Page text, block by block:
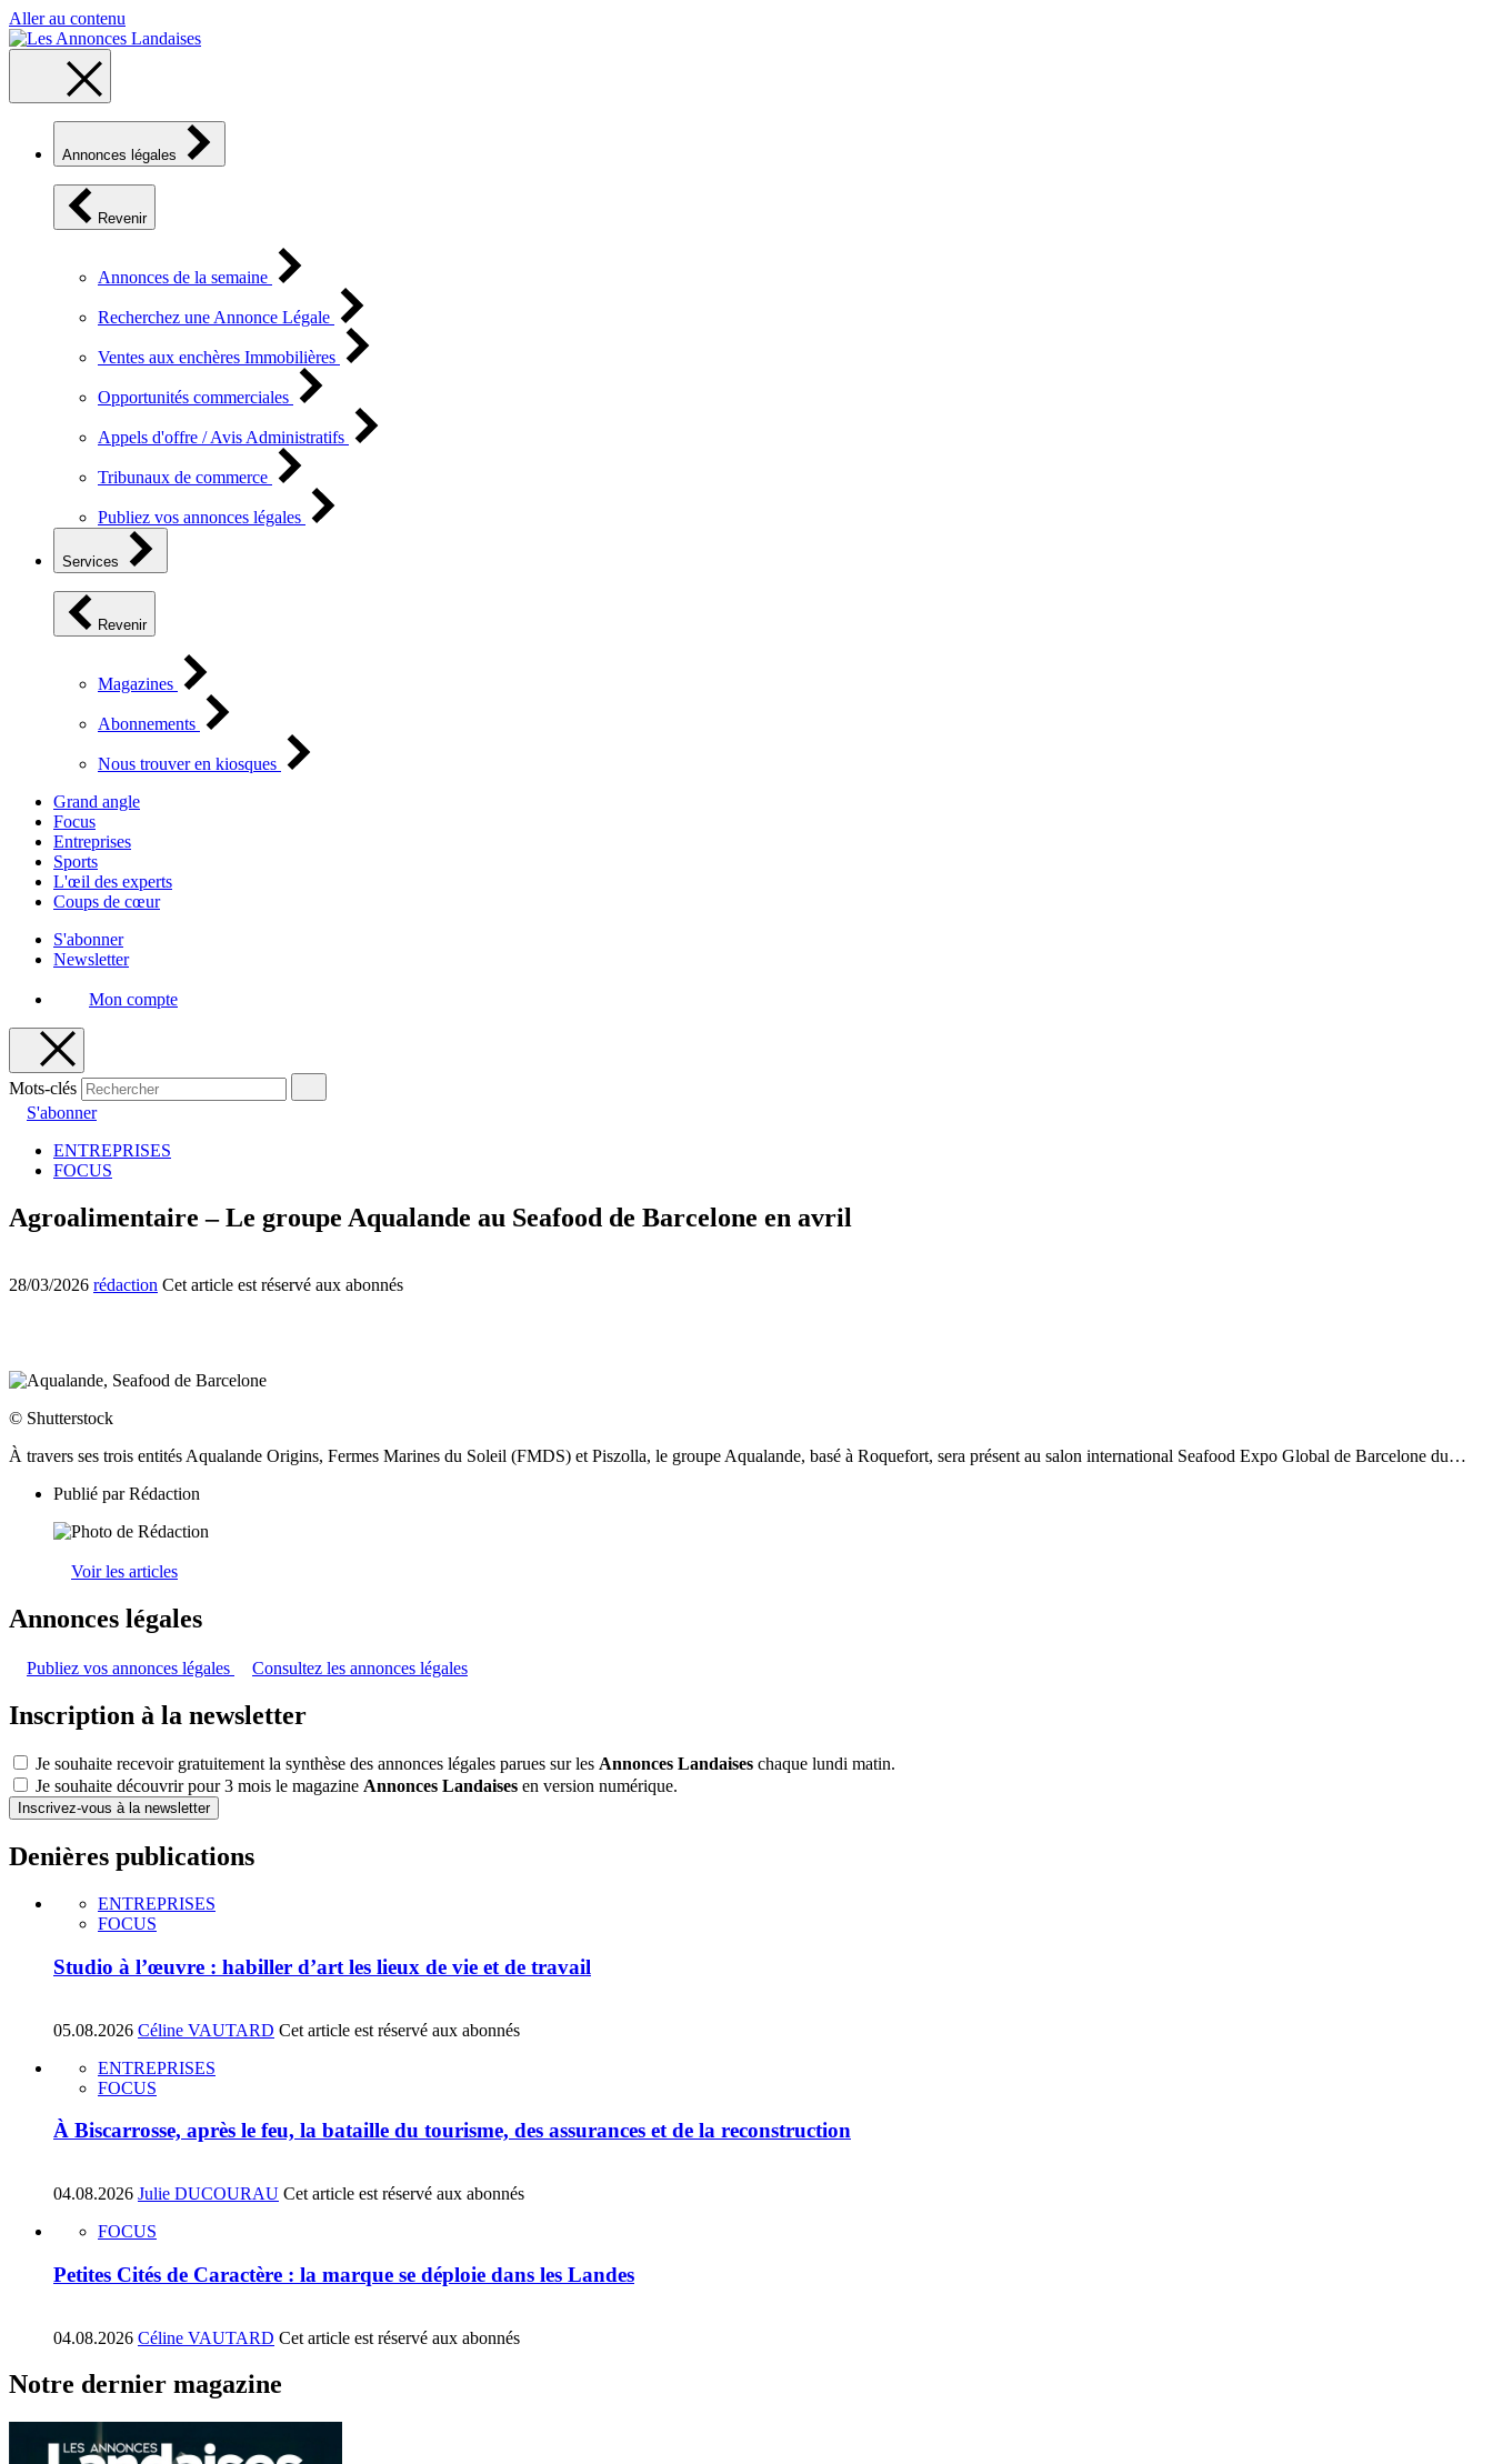
Aller au contenu
Annonces légales
Revenir
Annonces de la semaine
Recherchez une Annonce Légale
Ventes aux enchères Immobilières
Opportunités commerciales
Appels d'offre / Avis Administratifs
Tribunaux de commerce
Publiez vos annonces légales
Services
Revenir
Magazines
Abonnements
Nous trouver en kiosques
Grand angle
Focus
Entreprises
Sports
L'œil des experts
Coups de cœur
S'abonner
Newsletter
Mon compte
Mots-clés
S'abonner
ENTREPRISES
FOCUS
Agroalimentaire – Le groupe Aqualande au Seafood de Barcelone en avril
28/03/2026 rédaction Cet article est réservé aux abonnés
© Shutterstock
À travers ses trois entités Aqualande Origins, Fermes Marines du Soleil (FMDS) et Piszolla, le groupe Aqualande, basé à Roquefort, sera présent au salon international Seafood Expo Global de Barcelone du…
Publié parRédaction
Voir les articles
Annonces légales
Publiez vos annonces légales Consultez les annonces légales
Inscription à la newsletter
Je souhaite recevoir gratuitement la synthèse des annonces légales parues sur les Annonces Landaises chaque lundi matin.
Je souhaite découvrir pour 3 mois le magazine Annonces Landaises en version numérique.
Inscrivez-vous à la newsletter
Denières publications
ENTREPRISES
FOCUS
Studio à l’œuvre : habiller d’art les lieux de vie et de travail
05.08.2026 Céline VAUTARD Cet article est réservé aux abonnés
ENTREPRISES
FOCUS
À Biscarrosse, après le feu, la bataille du tourisme, des assurances et de la reconstruction
04.08.2026 Julie DUCOURAU Cet article est réservé aux abonnés
FOCUS
Petites Cités de Caractère : la marque se déploie dans les Landes
04.08.2026 Céline VAUTARD Cet article est réservé aux abonnés
Notre dernier magazine